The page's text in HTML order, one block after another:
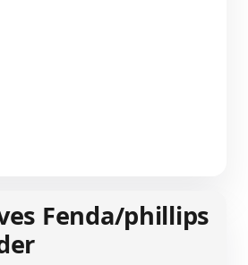
Fenda/phillips